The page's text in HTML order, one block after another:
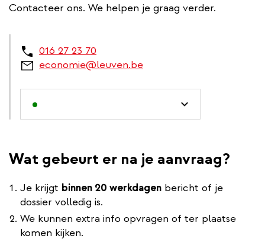
Contacteer ons. We helpen je graag verder.
016 27 23 70
economie@leuven.be
Wat gebeurt er na je aanvraag?
Je krijgt binnen 20 werkdagen bericht of je
dossier volledig is.
We kunnen extra info opvragen of ter plaatse
komen kijken.